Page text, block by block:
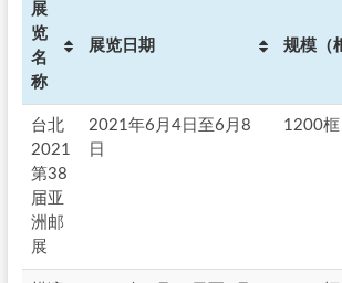
展
览
名
称
展览日期 规模（
台北
2021
第38
届亚
洲邮
展
2021年6月4日至6月8
日
1200框